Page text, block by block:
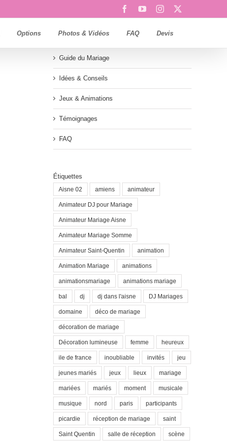
FacebookYouTubeInstagram
Options Photos & Vidéos FAQ Devis
Guide du Mariage
Idées & Conseils
Jeux & Animations
Témoignages
FAQ
Étiquettes
Aisne 02 amiens animateur
Animateur DJ pour Mariage
Animateur Mariage Aisne
Animateur Mariage Somme
Animateur Saint-Quentin animation
Animation Mariage animations
animationsmariage animations mariage
bal dj dj dans l'aisne DJ Mariages
domaine déco de mariage
décoration de mariage
Décoration lumineuse femme heureux
ile de france inoubliable invités jeu
jeunes mariés jeux lieux mariage
mariées mariés moment musicale
musique nord paris participants
picardie réception de mariage saint
Saint Quentin salle de réception scène